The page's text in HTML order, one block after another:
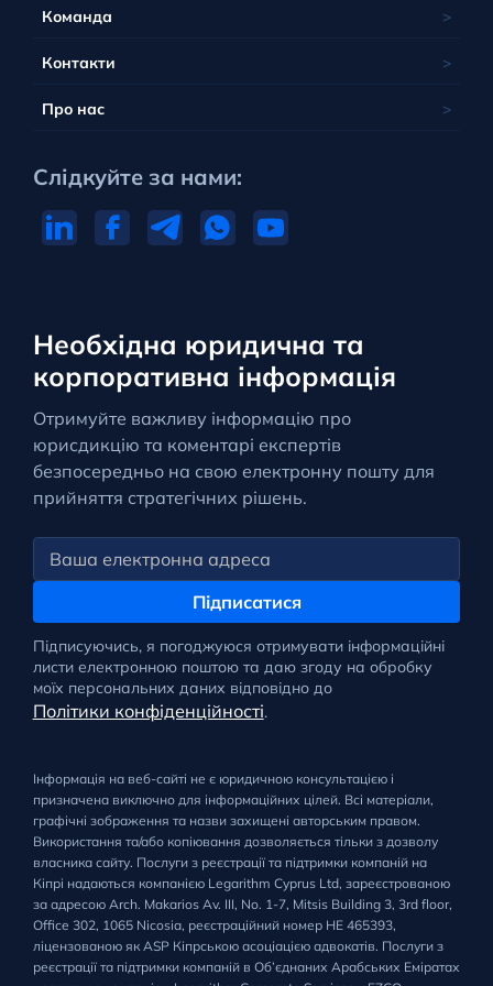
Необхідна юридична та
корпоративна інформація
Отримуйте важливу інформацію про
юрисдикцію та коментарі експертів
безпосередньо на свою електронну пошту для
прийняття стратегічних рішень.
Підписатися
Підписуючись, я погоджуюся отримувати інформаційні
листи електронною поштою та даю згоду на обробку
моїх персональних даних відповідно до
Політики конфіденційності.
Команда
Контакти
Про нас
Слідкуйте за нами:
Інформація на веб-сайті не є юридичною консультацією і
призначена виключно для інформаційних цілей. Всі матеріали,
графічні зображення та назви захищені авторським правом.
Використання та/або копіювання дозволяється тільки з дозволу
власника сайту. Послуги з реєстрації та підтримки компаній на
Кіпрі надаються компанією Legarithm Cyprus Ltd, зареєстрованою
за адресою Arch. Makarios Av. III, No. 1-7, Mitsis Building 3, 3rd floor,
Office 302, 1065 Nicosia, реєстраційний номер HE 465393,
ліцензованою як ASP Кіпрською асоціацією адвокатів. Послуги з
реєстрації та підтримки компаній в Об’єднаних Арабських Еміратах